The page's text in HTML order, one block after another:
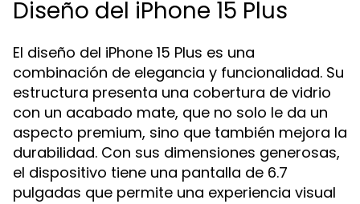
Diseño del iPhone 15 Plus
El diseño del iPhone 15 Plus es una
combinación de elegancia y funcionalidad. Su
estructura presenta una cobertura de vidrio
con un acabado mate, que no solo le da un
aspecto premium, sino que también mejora la
durabilidad. Con sus dimensiones generosas,
el dispositivo tiene una pantalla de 6.7
pulgadas que permite una experiencia visual